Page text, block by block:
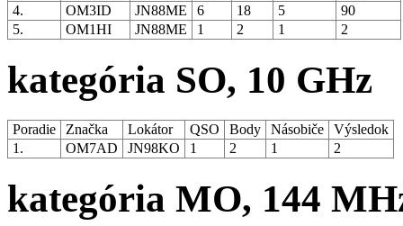
4.
OM3ID JN88ME 6 18 5
90
5.
OM1HI JN88ME 1 2 1 2
kategória SO, 10 GHz
Poradie Značka Lokátor QSO Body Násobiče
Výsledok
1.
OM7AD JN98KO 1 2 1 2
kategória MO, 144